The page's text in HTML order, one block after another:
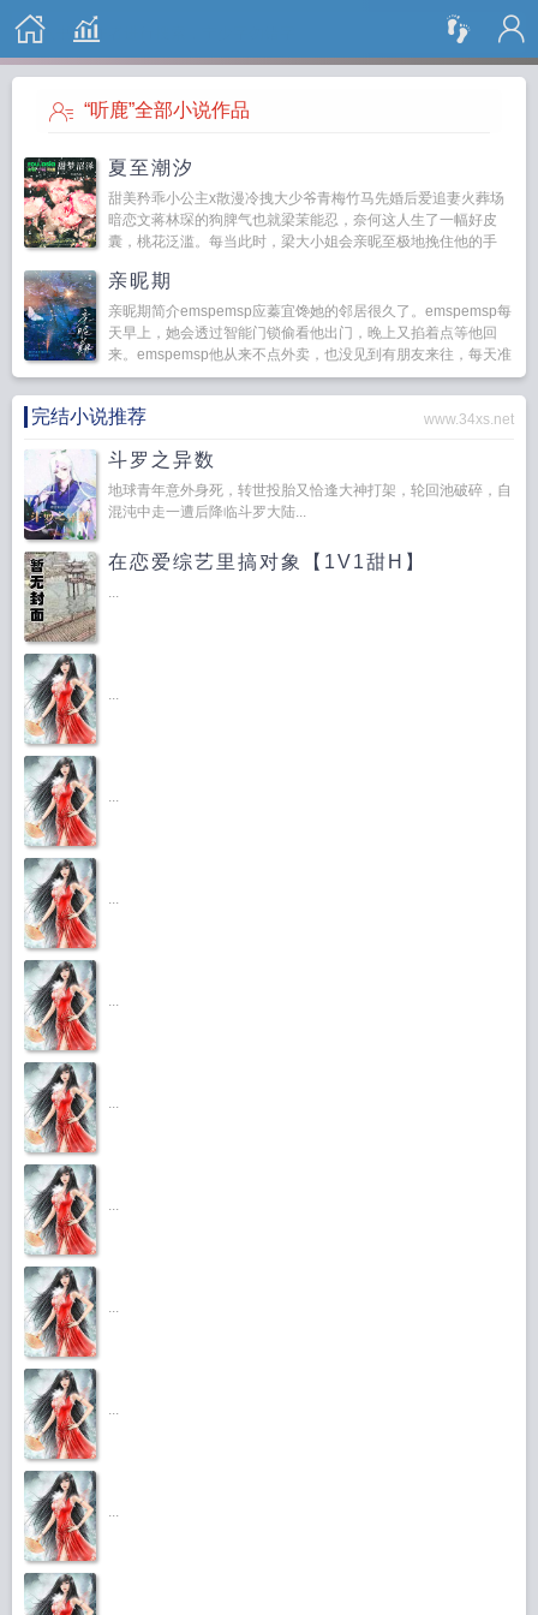
搜 索
“听鹿”全部小说作品
夏至潮汐
甜美矜乖小公主x散漫冷拽大少爷青梅竹马先婚后爱追妻火葬场
暗恋文蒋林琛的狗脾气也就梁茉能忍，奈何这人生了一幅好皮
囊，桃花泛滥。每当此时，梁大小姐会亲昵至极地挽住他的手
亲昵期
亲昵期简介emspemsp应蓁宜馋她的邻居很久了。emspemsp每
天早上，她会透过智能门锁偷看他出门，晚上又掐着点等他回
来。emspemsp他从来不点外卖，也没见到有朋友来往，每天准
点回家，时常手里拎着一...
完结小说推荐 www.34xs.net
斗罗之异数
地球青年意外身死，转世投胎又恰逢大神打架，轮回池破碎，自
混沌中走一遭后降临斗罗大陆...
在恋爱综艺里搞对象【1V1甜H】
...
...
...
...
...
...
...
...
...
...